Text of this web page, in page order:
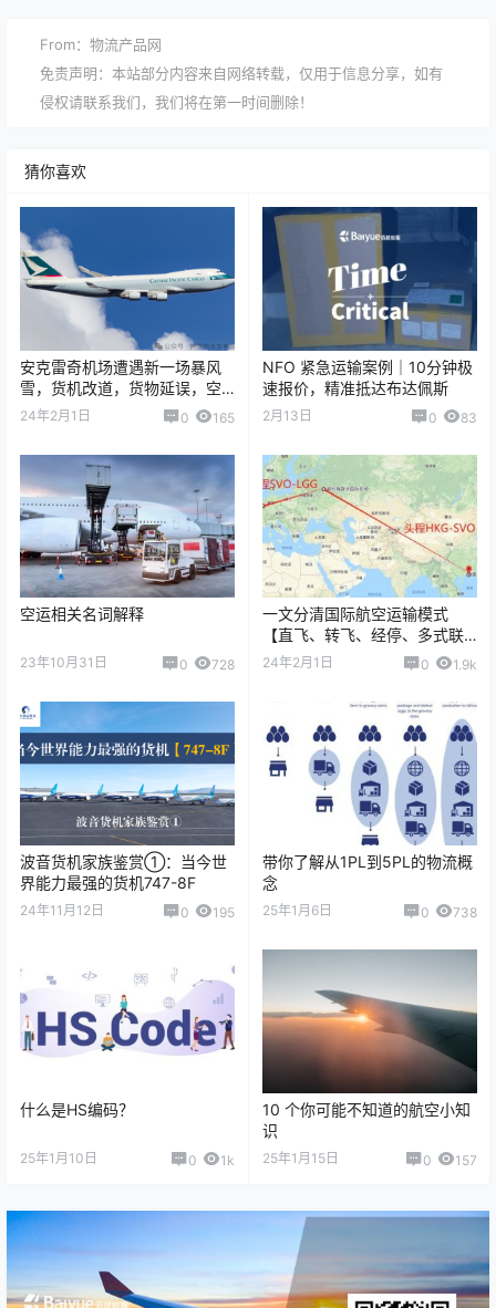
From：物流产品网
免责声明：本站部分内容来自网络转载，仅用于信息分享，如有
侵权请联系我们，我们将在第一时间删除！
猜你喜欢
安克雷奇机场遭遇新一场暴风
雪，货机改道，货物延误，空
运费上涨
24年2月1日 0 165
NFO 紧急运输案例｜10分钟极
速报价，精准抵达布达佩斯
2月13日 0 83
空运相关名词解释
23年10月31日 0 728
一文分清国际航空运输模式
【直飞、转飞、经停、多式联
运】
24年2月1日 0 1.9k
波音货机家族鉴赏①：当今世
界能力最强的货机747-8F
24年11月12日 0 195
带你了解从1PL到5PL的物流概
念
25年1月6日 0 738
什么是HS编码？
25年1月10日 0 1k
10 个你可能不知道的航空小知
识
25年1月15日 0 157